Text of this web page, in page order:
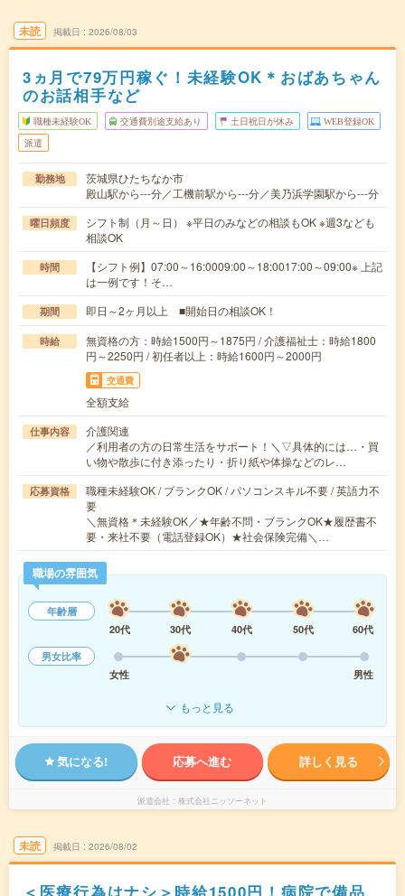
未読 掲載日 2026/08/03
3ヵ月で79万円稼ぐ！未経験OK＊おばあちゃん
のお話相手など
職種未経験OK 交通費別途支給あり 土日祝日が休み WEB登録OK
派遣
勤務地
茨城県ひたちなか市
殿山駅から---分／工機前駅から---分／美乃浜学園駅から---分
曜日頻度
シフト制（月～日） ※平日のみなどの相談もOK ※週3なども
相談OK
時間
【シフト例】07:00～16:0009:00～18:0017:00～09:00※ 上記
は一例です！そ…
期間 即日～2ヶ月以上 ■開始日の相談OK！
時給
無資格の方：時給1500円～1875円 / 介護福祉士：時給1800
円～2250円 / 初任者以上：時給1600円～2000円
交通費
全額支給
仕事内容
介護関連
／利用者の方の日常生活をサポート！＼▽具体的には…・買
い物や散歩に付き添ったり・折り紙や体操などのレ…
応募資格
職種未経験OK / ブランクOK / パソコンスキル不要 / 英語力不
要
＼無資格＊未経験OK／★年齢不問・ブランクOK★履歴書不
要・来社不要（電話登録OK）★社会保険完備＼…
職場の雰囲気
年齢層
20代
30代 40代 50代
60代
男女比率
女性
男性
もっと見る
気になる! 応募へ進む 詳しく見る
派遣会社 株式会社ニッソーネット
未読 掲載日 2026/08/02
＜医療行為はナシ＞時給1500円！病院で備品